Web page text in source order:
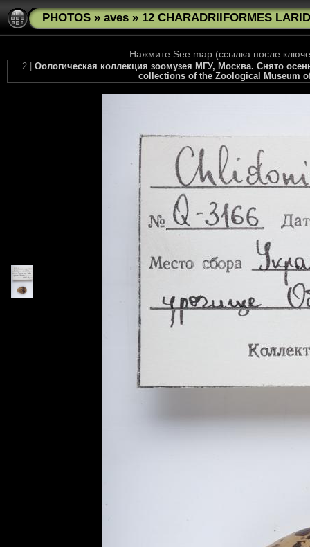
PHOTOS » aves » 12 CHARADRIIFORMES
Нажмите See map (ссылка после
2 | Оологическая коллекция зоомузея МГУ, Москва. Снято
collections of the Zoological Museum